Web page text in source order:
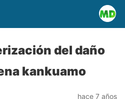
del daño
kankuamo
hace 7 años